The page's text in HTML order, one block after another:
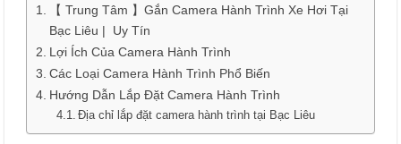
【 Trung Tâm 】Gắn Camera Hành Trình Xe Hơi Tại
Bạc Liêu | Uy Tín
Lợi Ích Của Camera Hành Trình
Các Loại Camera Hành Trình Phổ Biến
Hướng Dẫn Lắp Đặt Camera Hành Trình
Địa chỉ lắp đặt camera hành trình tại Bạc Liêu